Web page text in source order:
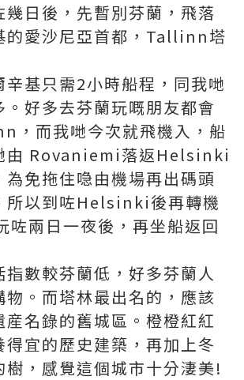
幾日後，先暫別芬蘭，飛落
的愛沙尼亞首都，Tallinn塔
辛基只需2小時船程，同我哋
好多去芬蘭玩嘅朋友都會
，而我哋今次就飛機入，船
由 Rovaniemi落返Helsinki
免拖住喼由機場再出碼頭
所以到咗Helsinki後再轉機
兩日一夜後，再坐船返回
指數較芬蘭低，好多芬蘭人
物。而塔林最出名的，應該
名錄的舊城區。橙橙紅紅
得宜的歷史建築，再加上冬
， 感覺這個城市十分淒美!